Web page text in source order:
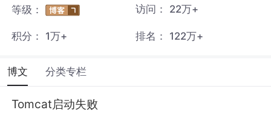
等级： 访问： 22万+
积分： 1万+ 排名： 122万+
博文 分类专栏
Tomcat启动失败